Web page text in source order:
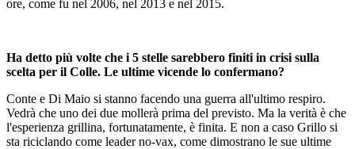
ore, come fu nel 2006, nel 2013 e nel 2015.
Ha detto più volte che i 5 stelle sarebbero finiti in crisi sulla
scelta per il Colle. Le ultime vicende lo confermano?
Conte e Di Maio si stanno facendo una guerra all'ultimo respiro.
Vedrà che uno dei due mollerà prima del previsto. Ma la verità è che
l'esperienza grillina, fortunatamente, è finita. E non a caso Grillo si
sta riciclando come leader no-vax, come dimostrano le sue ultime